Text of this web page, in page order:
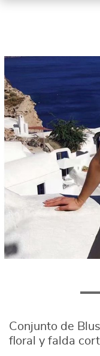
Conjunto de
floral y falda